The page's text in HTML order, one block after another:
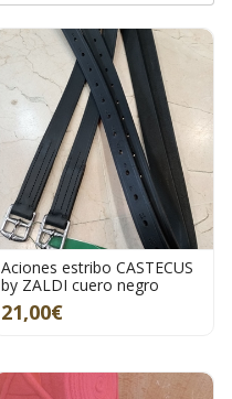
Aciones estribo CASTECUS
by ZALDI cuero negro
21,00€